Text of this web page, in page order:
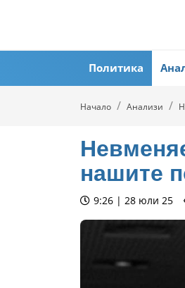
Политика
Начало Анализи
нашите
9:26 | 28 юли 25